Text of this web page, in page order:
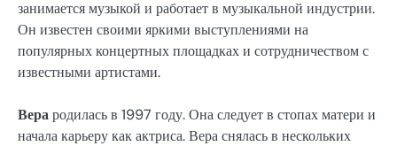
занимается музыкой и работает в музыкальной индустрии.
Он известен своими яркими выступлениями на
популярных концертных площадках и сотрудничеством с
известными артистами.
Верародилась в 1997 году. Она следует в стопах матери и
начала карьеру как актриса. Вера снялась в нескольких